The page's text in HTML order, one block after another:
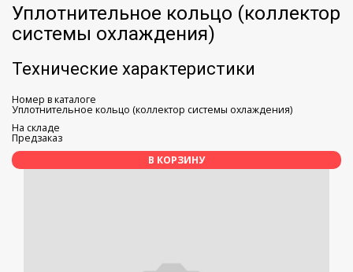
Уплотнительное кольцо (коллектор
системы охлаждения)
Технические характеристики
Номер в каталоге
Уплотнительное кольцо (коллектор системы охлаждения)
На складе
Предзаказ
В КОРЗИНУ